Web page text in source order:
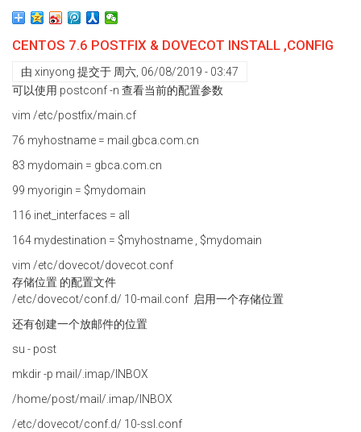
讨
的
Flash
告
CENTOS 7.6 POSTFIX & DOVECOT INSTALL ,CONFIG
由 xinyong 提交于 周六, 06/08/2019 - 03:47
可以使用 postconf -n 查看当前的配置参数
vim /etc/postfix/main.cf
76 myhostname = mail.gbca.com.cn
83 mydomain = gbca.com.cn
99 myorigin = $mydomain
116 inet_interfaces = all
164 mydestination = $myhostname , $mydomain
vim /etc/dovecot/dovecot.conf
存储位置 的配置文件
/etc/dovecot/conf.d/ 10-mail.conf 启用一个存储位置
还有创建一个放邮件的位置
su - post
mkdir -p mail/.imap/INBOX
/home/post/mail/.imap/INBOX
/etc/dovecot/conf.d/ 10-ssl.conf